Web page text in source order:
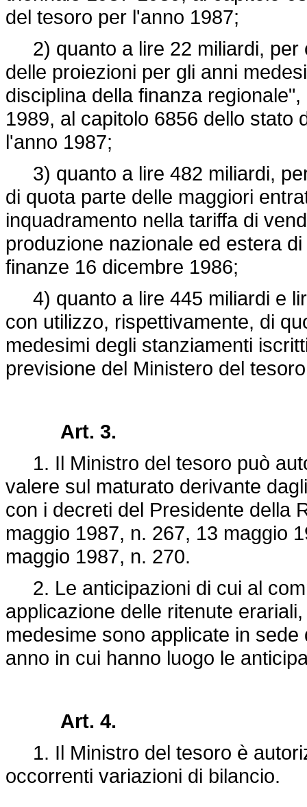
del tesoro per l'anno 1987;
2) quanto a lire 22 miliardi, per
delle proiezioni per gli anni
disciplina della finanza
1989, al capitolo 6856 dello stato
l'anno 1987;
3) quanto a lire 482 miliardi,
di quota parte delle maggiori
inquadramento nella tariffa di
produzione nazionale ed estera
finanze 16 dicembre 1986;
4) quanto a lire 445 miliardi e
con utilizzo, rispettivamente, di
medesimi degli stanziamenti
previsione del Ministero del
Art. 3.
1. Il Ministro del tesoro può
valere sul maturato derivante
con i decreti del Presidente della
maggio 1987, n. 267, 13 maggio
maggio 1987, n. 270.
2. Le anticipazioni di cui al
applicazione delle ritenute
medesime sono applicate in
anno in cui hanno luogo le
Art. 4.
1. Il Ministro del tesoro è
occorrenti variazioni di bilancio.